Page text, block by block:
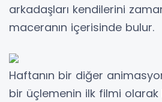
arkadaşları kendilerini
maceranın içerisinde bulur.
Haftanın bir diğer
bir üçlemenin ilk filmi